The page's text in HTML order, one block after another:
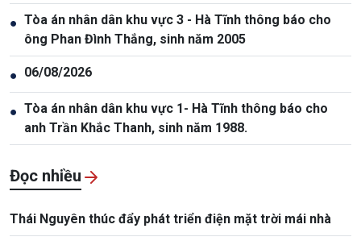
● Tòa án nhân dân khu vực 3 - Hà Tĩnh thông báo cho
ông Phan Đình Thắng, sinh năm 2005
● 06/08/2026
● Tòa án nhân dân khu vực 1- Hà Tĩnh thông báo cho
anh Trần Khắc Thanh, sinh năm 1988.
Đọc nhiều
Thái Nguyên thúc đẩy phát triển điện mặt trời mái nhà